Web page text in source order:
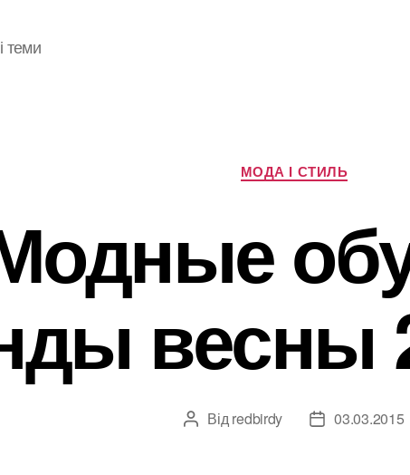
теми
Категорії
МОДА І СТИЛЬ
весны
Автор
Від redbirdy
Дата03.03.2015